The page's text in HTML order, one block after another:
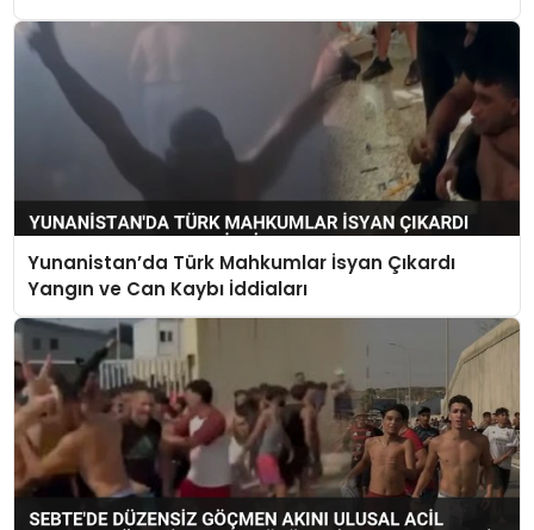
Yunanistan’da Türk Mahkumlar İsyan Çıkardı
Yangın ve Can Kaybı İddiaları